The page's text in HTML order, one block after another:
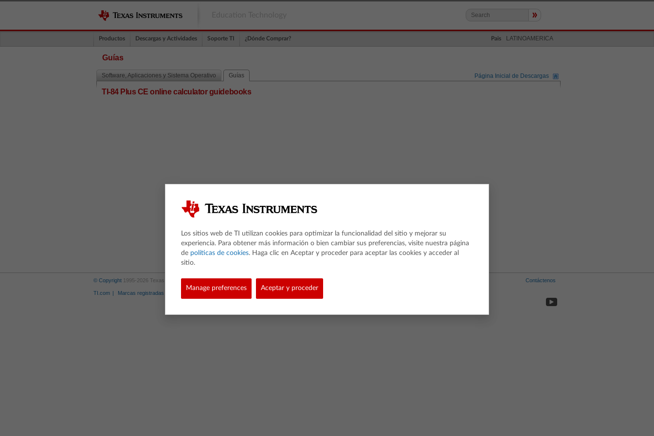
»
Productos Descargas y Actividades Soporte TI ¿Dónde Comprar? Pais LATINOAMERICA
Guías
Software, Aplicaciones y Sistema Operativo Guías Página Inicial de Descargas
TI-84 Plus CE online calculator guidebooks
© Copyright 1995-2026 Texas Instruments Incorporated. Todos los derechos reservados.
TI.com Marcas registradas Política de privacidad Política de datos de software
Contáctenos
Los sitios web de TI utilizan cookies para optimizar la funcionalidad del sitio y mejorar su
experiencia. Para obtener más información o bien cambiar sus preferencias, visite nuestra página
de políticas de cookies. Haga clic en Aceptar y proceder para aceptar las cookies y acceder al
sitio.
Manage preferences Aceptar y proceder